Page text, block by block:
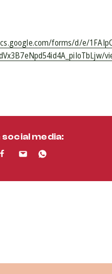
forms/d/e/
media: